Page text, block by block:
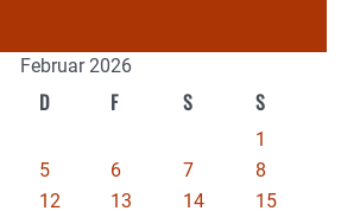
Februar 2026
D F S S
1
5 6 7
8
12 13 14
15